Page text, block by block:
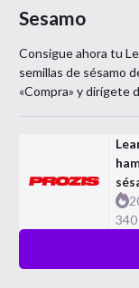
Sesamo
Consigue ahora tu
semillas de sésamo
«Compra» y dirígete